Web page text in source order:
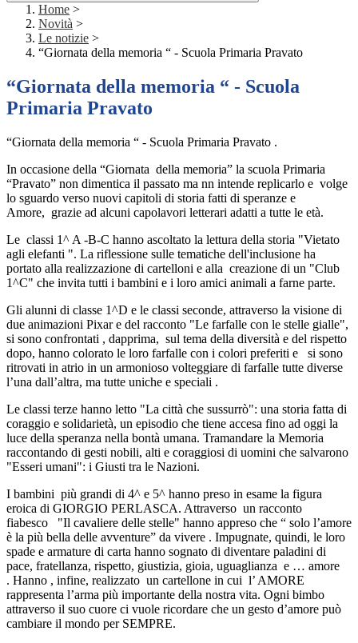
Home >
Novità >
Le notizie >
“Giornata della memoria “ - Scuola Primaria Pravato
“Giornata della memoria “ - Scuola
Primaria Pravato
“Giornata della memoria “ - Scuola Primaria Pravato .
In occasione della “Giornata della memoria” la scuola Primaria
“Pravato” non dimentica il passato ma nn intende replicarlo e volge
lo sguardo verso nuovi capitoli di storia fatti di speranze e
Amore, grazie ad alcuni capolavori letterari adatti a tutte le età.
Le classi 1^ A -B-C hanno ascoltato la lettura della storia "Vietato
agli elefanti ". La riflessione sulle tematiche dell'inclusione ha
portato alla realizzazione di cartelloni e alla creazione di un "Club
1^C" che invita tutti i bambini e i loro amici animali a farne parte.
Gli alunni di classe 1^D e le classi seconde, attraverso la visione di
due animazioni Pixar e del racconto "Le farfalle con le stelle gialle",
si sono confrontati , dapprima, sul tema della diversità e del rispetto
dopo, hanno colorato le loro farfalle con i colori preferiti e si sono
ritrovati in atrio in un armonioso volteggiare di farfalle tutte diverse
l’una dall’altra, ma tutte uniche e speciali .
Le classi terze hanno letto "La città che sussurrò": una storia fatta di
coraggio e solidarietà, un episodio che tiene accesa fino ad oggi la
luce della speranza nella bontà umana. Tramandare la Memoria
raccontando di gesti nobili, alti e coraggiosi di uomini che salvarono
"Esseri umani": i Giusti tra le Nazioni.
I bambini più grandi di 4^ e 5^ hanno preso in esame la figura
eroica di GIORGIO PERLASCA. Attraverso un racconto
fiabesco
"Il cavaliere delle stelle" hanno appreso che “ solo l’amore
è la più bella delle avventure” da vivere . Impugnate, quindi, le loro
spade e armature di carta hanno sognato di diventare paladini di
pace, fratellanza, rispetto, giustizia, gioia, uguaglianza e … amore
. Hanno , infine, realizzato un cartellone in cui l’ AMORE
rappresenta l’arma più importante della nostra vita. Ogni bimbo
attraverso il suo cuore ci vuole ricordare che un gesto d’amore può
cambiare il mondo per SEMPRE.